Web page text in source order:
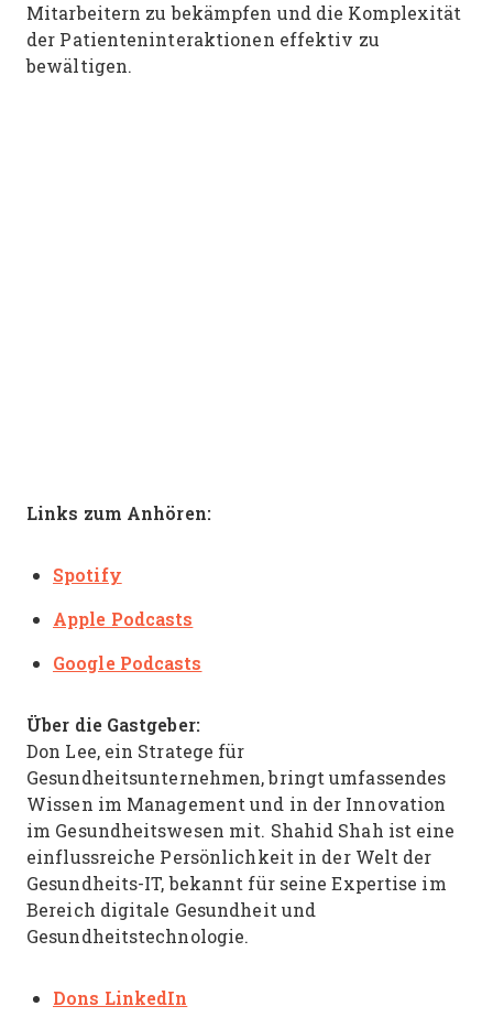
Mitarbeitern zu bekämpfen und die Komplexität
der Patienteninteraktionen effektiv zu
bewältigen.
Links zum Anhören:
Spotify
Apple Podcasts
Google Podcasts
Über die Gastgeber:
Don Lee, ein Stratege für
Gesundheitsunternehmen, bringt umfassendes
Wissen im Management und in der Innovation
im Gesundheitswesen mit. Shahid Shah ist eine
einflussreiche Persönlichkeit in der Welt der
Gesundheits-IT, bekannt für seine Expertise im
Bereich digitale Gesundheit und
Gesundheitstechnologie.
Dons LinkedIn